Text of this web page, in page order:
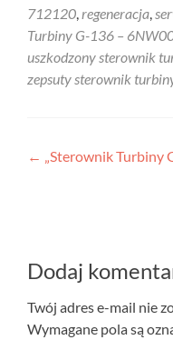
712120,regeneracja,
Turbiny G-136 –
uszkodzony sterownik
zepsuty sterownik
Nawigacja
← „Sterownik Turbiny
Dodaj
Twój adres e-mail nie
Wymagane pola są